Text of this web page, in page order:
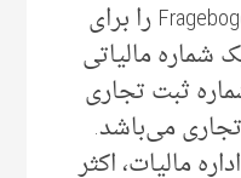
Fragebogen zur steuerlichen Erfassung را برای
شماره مالیاتی
ثبت تجاری
می‌‌باشد.
مالیات، اکثر